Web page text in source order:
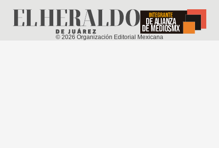
© 2026 Organización Editorial Mexicana